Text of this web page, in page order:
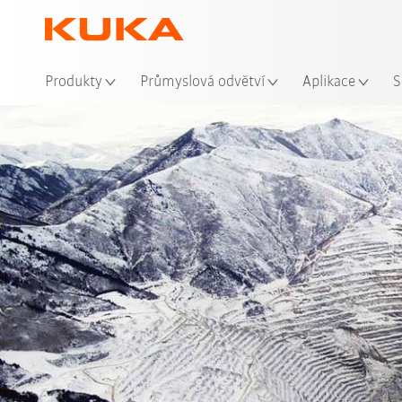
Produkty Průmyslová odvětví Aplikace